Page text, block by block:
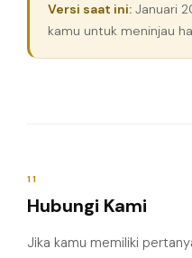
Versi saat ini: Januari
kamu untuk meninjau
11
Hubungi Kami
Jika kamu memiliki